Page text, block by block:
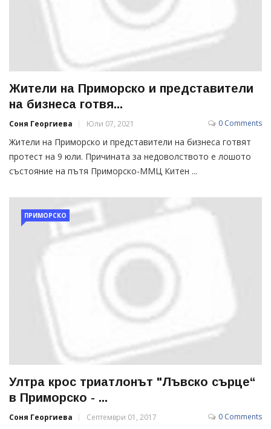
Жители на Приморско и представители
на бизнеса готвя...
Соня Георгиева Юли 07, 2021 0 Comments
Жители на Приморско и представители на бизнеса готвят
протест на 9 юли. Причината за недоволството е лошото
състояние на пътя Приморско-ММЦ Китен ...
ПРИМОРСКО
Ултра крос триатлонът "Лъвско сърце“
в Приморско - ...
Соня Георгиева Септември 01, 2017 0 Comments